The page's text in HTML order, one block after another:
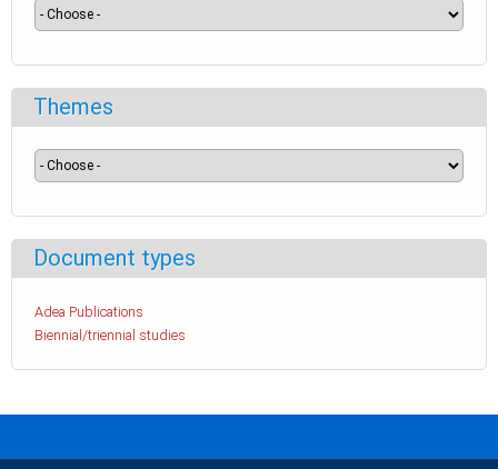
Themes
Document types
Adea Publications
Biennial/triennial studies